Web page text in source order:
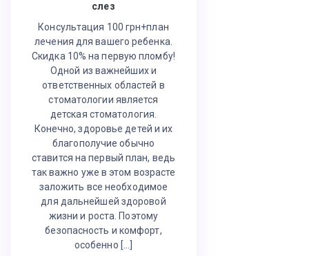
слез
Консультация 100 грн+план
лечения для вашего ребенка.
Скидка 10% на первую пломбу!
Одной из важнейших и
ответственных областей в
стоматологии является
детская стоматология.
Конечно, здоровье детей и их
благополучие обычно
ставится на первый план, ведь
так важно уже в этом возрасте
заложить все необходимое
для дальнейшей здоровой
жизни и роста. Поэтому
безопасность и комфорт,
особенно […]